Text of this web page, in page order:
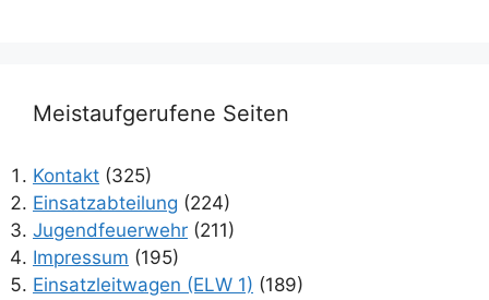
Meistaufgerufene Seiten
Kontakt (325)
Einsatzabteilung (224)
Jugendfeuerwehr (211)
Impressum (195)
Einsatzleitwagen (ELW 1) (189)